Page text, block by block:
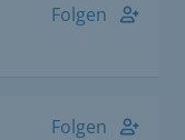
Folgen
Folgen